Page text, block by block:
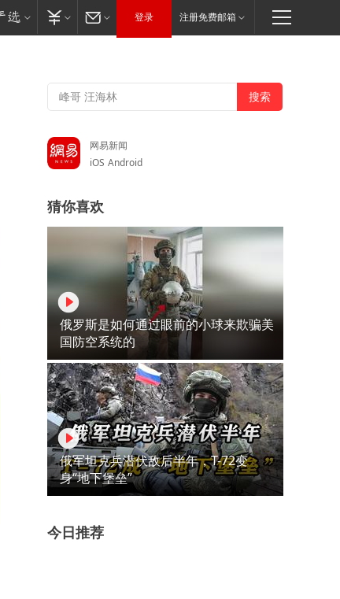
登录 注册免费邮箱
网易新闻
iOS Android
猜你喜欢
俄罗斯是如何通过眼前的小球来欺骗美
国防空系统的
俄军坦克兵潜伏敌后半年，T-72变
身“地下堡垒”
今日推荐